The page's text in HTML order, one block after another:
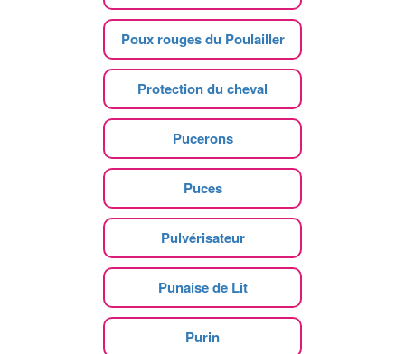
Poux rouges du Poulailler
Protection du cheval
Pucerons
Puces
Pulvérisateur
Punaise de Lit
Purin